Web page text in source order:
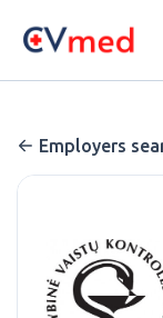
Employers